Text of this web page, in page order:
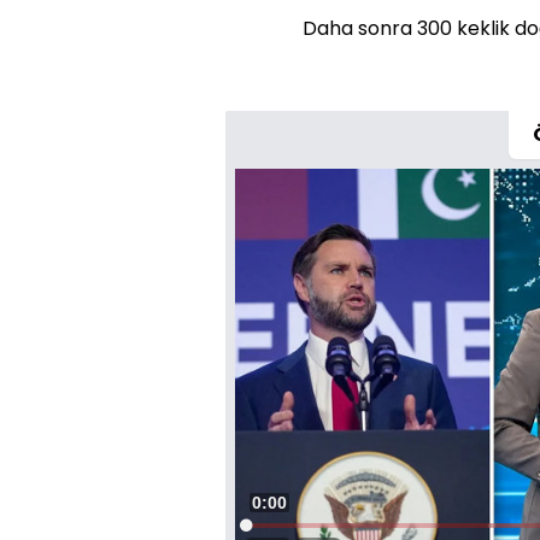
Daha sonra 300 keklik
Süre
0:00
Yüklendi: